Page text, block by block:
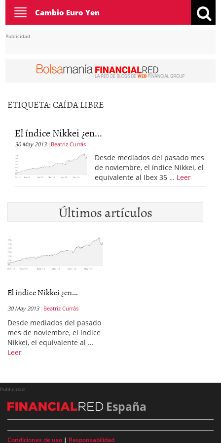
Toggle
navigation
Cambio Euro Yen
Publicidad
ETIQUETA:CAÍDA LIBRE
El índice Nikkei ¿en...
30 May 2013 Beatriz Currás
Desde mediados del pasado mes
de noviembre, el índice Nikkei, el
equivalente al Ibex 35 … Leer
Últimos artículos
El índice Nikkei ¿en...
30 May 2013 Beatriz Currás
Desde mediados del pasado
mes de noviembre, el índice
Nikkei, el equivalente al …
Leer
Publicidad
España
Condiciones de uso | Responsabilidad